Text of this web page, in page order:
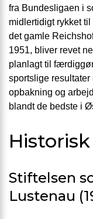
fra Bundesligaen i
midlertidigt rykket
det gamle
1951, bliver revet
planlagt til
sportslige resultater
opbakning og
blandt de bedste i
Stiftelsen
Lustenau